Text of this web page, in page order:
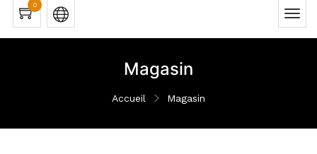
0
Magasin
Accueil Magasin